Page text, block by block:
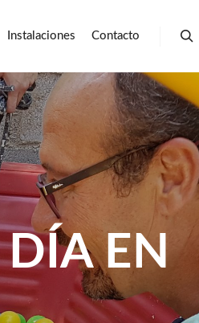
Instalaciones Contacto
EN